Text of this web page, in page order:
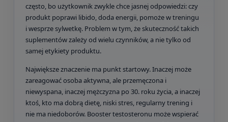
często, bo użytkownik zwykle chce jasnej odpowiedzi: czy
produkt poprawi libido, doda energii, pomoże w treningu
i wesprze sylwetkę. Problem w tym, że skuteczność takich
suplementów zależy od wielu czynników, a nie tylko od
samej etykiety produktu.
Największe znaczenie ma punkt startowy. Inaczej może
zareagować osoba aktywna, ale przemęczona i
niewyspana, inaczej mężczyzna po 30. roku życia, a inaczej
ktoś, kto ma dobrą dietę, niski stres, regularny trening i
nie ma niedoborów. Booster testosteronu może wspierać